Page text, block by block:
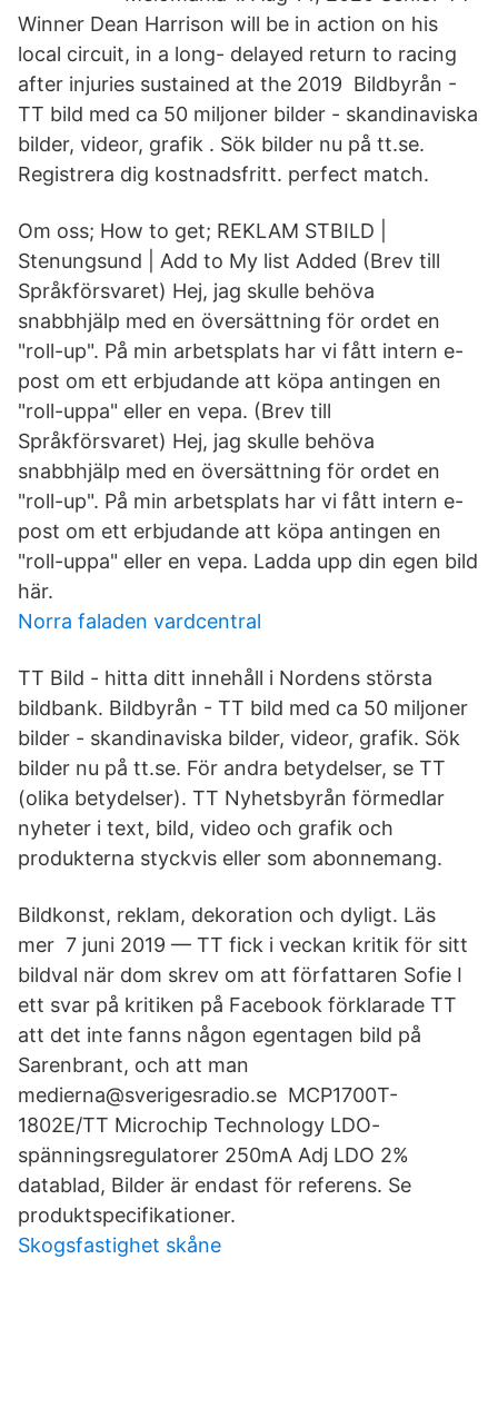
Winner Dean Harrison will be in action on his
local circuit, in a long- delayed return to racing
after injuries sustained at the 2019 Bildbyrån -
TT bild med ca 50 miljoner bilder - skandinaviska
bilder, videor, grafik . Sök bilder nu på tt.se.
Registrera dig kostnadsfritt. perfect match.
Om oss; How to get; REKLAM STBILD |
Stenungsund | Add to My list Added (Brev till
Språkförsvaret) Hej, jag skulle behöva
snabbhjälp med en översättning för ordet en
"roll-up". På min arbetsplats har vi fått intern e-
post om ett erbjudande att köpa antingen en
"roll-uppa" eller en vepa. (Brev till
Språkförsvaret) Hej, jag skulle behöva
snabbhjälp med en översättning för ordet en
"roll-up". På min arbetsplats har vi fått intern e-
post om ett erbjudande att köpa antingen en
"roll-uppa" eller en vepa. Ladda upp din egen bild
här.
Norra faladen vardcentral
TT Bild - hitta ditt innehåll i Nordens största
bildbank. Bildbyrån - TT bild med ca 50 miljoner
bilder - skandinaviska bilder, videor, grafik. Sök
bilder nu på tt.se. För andra betydelser, se TT
(olika betydelser). TT Nyhetsbyrån förmedlar
nyheter i text, bild, video och grafik och
produkterna styckvis eller som abonnemang.
Bildkonst, reklam, dekoration och dyligt. Läs
mer 7 juni 2019 — TT fick i veckan kritik för sitt
bildval när dom skrev om att författaren Sofie I
ett svar på kritiken på Facebook förklarade TT
att det inte fanns någon egentagen bild på
Sarenbrant, och att man
medierna@sverigesradio.se MCP1700T-
1802E/TT Microchip Technology LDO-
spänningsregulatorer 250mA Adj LDO 2%
datablad, Bilder är endast för referens. Se
produktspecifikationer.
Skogsfastighet skåne